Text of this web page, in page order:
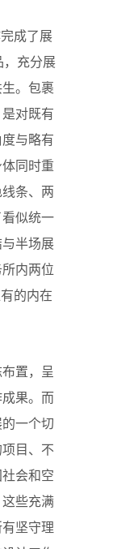
成了展
，充分展
。包裹
对既有
与略有
同时重
条、两
似统一
半场展
内两位
的内在
置，呈
果。而
一个切
目、不
会和空
些充满
坚守理